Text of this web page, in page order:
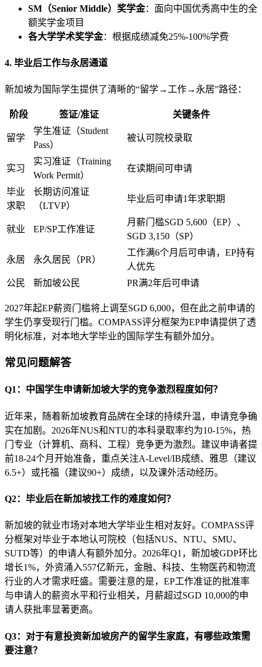
SM（Senior Middle）奖学金：面向中国优秀高中生的全
额奖学金项目
各大学学术奖学金：根据成绩减免25%-100%学费
4. 毕业后工作与永居通道
新加坡为国际学生提供了清晰的“留学→工作→永居”路径：
阶段 签证/准证 关键条件
留学
学生准证（Student
Pass）
被认可院校录取
实习
实习准证（Training
Work Permit）
在读期间可申请
毕业
求职
长期访问准证
（LTVP）
毕业后可申请1年求职期
就业 EP/SP工作准证
月薪门槛SGD 5,600（EP）、
SGD 3,150（SP）
永居 永久居民（PR）
工作满6个月后可申请，EP持有
人优先
公民
新加坡公民 PR满2年后可申请
2027年起EP薪资门槛将上调至SGD 6,000，但在此之前申请的
学生仍享受现行门槛。COMPASS评分框架为EP申请提供了透
明化标准，对本地大学毕业的国际学生有额外加分。
常见问题解答
Q1：中国学生申请新加坡大学的竞争激烈程度如何？
近年来，随着新加坡教育品牌在全球的持续升温，申请竞争确
实在加剧。2026年NUS和NTU的本科录取率约为10-15%，热
门专业（计算机、商科、工程）竞争更为激烈。建议申请者提
前18-24个月开始准备，重点关注A-Level/IB成绩、雅思（建议
6.5+）或托福（建议90+）成绩，以及课外活动经历。
Q2：毕业后在新加坡找工作的难度如何？
新加坡的就业市场对本地大学毕业生相对友好。COMPASS评
分框架对毕业于本地认可院校（包括NUS、NTU、SMU、
SUTD等）的申请人有额外加分。2026年Q1，新加坡GDP环比
增长1%，外资涌入557亿新元，金融、科技、生物医药和物流
行业的人才需求旺盛。需要注意的是，EP工作准证的批准率
与申请人的薪资水平和行业相关，月薪超过SGD 10,000的申
请人获批率显著更高。
Q3：对于有意投资新加坡房产的留学生家庭，有哪些政策需
要注意？